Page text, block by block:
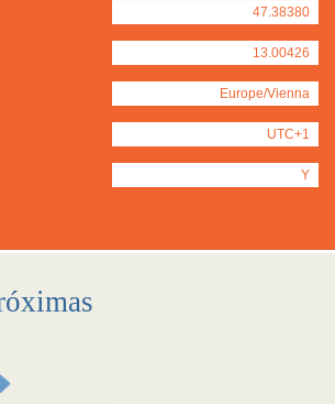
47.38380
13.00426
Europe/Vienna
UTC+1
Y